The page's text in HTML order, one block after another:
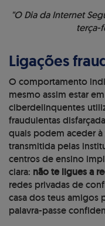
"O Dia da Internet
terça-
Ligações
O comportamento
mesmo assim estar
ciberdelinquentes
fraudulentas
quais podem aceder
transmitida pelas
centros de ensino
clara: não te ligues a
redes privadas de
casa dos teus amigos
palavra-passe